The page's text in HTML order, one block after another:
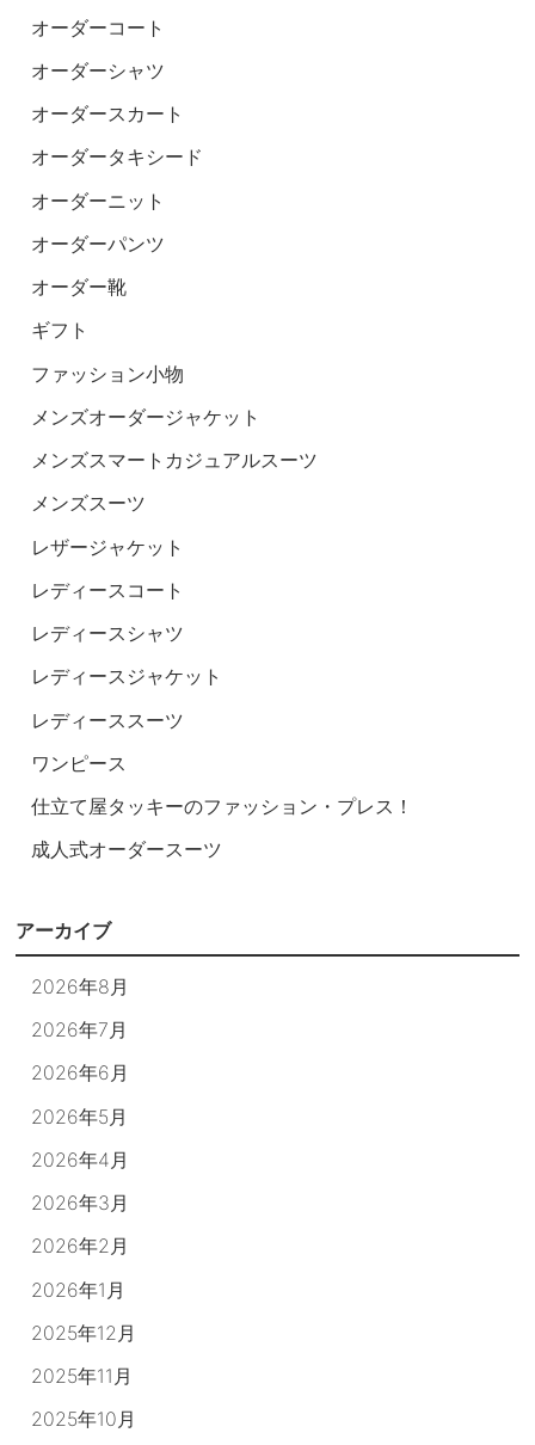
オーダーコート
オーダーシャツ
オーダースカート
オーダータキシード
オーダーニット
オーダーパンツ
オーダー靴
ギフト
ファッション小物
メンズオーダージャケット
メンズスマートカジュアルスーツ
メンズスーツ
レザージャケット
レディースコート
レディースシャツ
レディースジャケット
レディーススーツ
ワンピース
仕立て屋タッキーのファッション・プレス！
成人式オーダースーツ
アーカイブ
2026年8月
2026年7月
2026年6月
2026年5月
2026年4月
2026年3月
2026年2月
2026年1月
2025年12月
2025年11月
2025年10月